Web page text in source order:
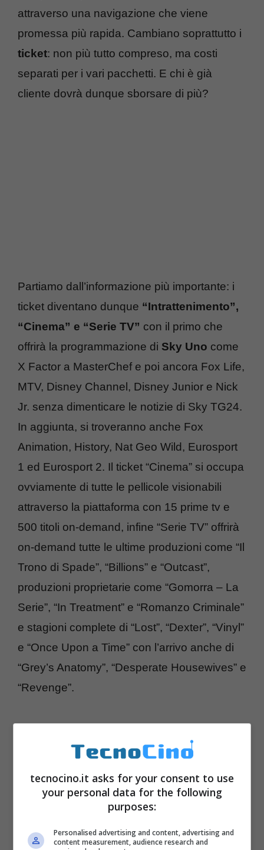
attraverso una navigazione che viene
promessa più rapida. Cambiano soprattutto i
ticket: non più tutto compreso, ma costi
separati per i vari pacchetti. E chi è già
cliente dovrà dunque sborsare di più?
Partiamo dall’informazione più importante: i
ticket diventano dunque “Intrattenimento”,
“Cinema” e “Serie TV” con il primo che
offrirà la programmazione di Sky Uno come
X Factor a MasterChef e poi ancora Fox Life,
MTV, Disney Channel, Disney Junior e Nick
Jr. senza dimenticare le notizie di Sky TG24.
In aggiunta, si troveranno anche Fox
Animation, History, Nat Geo Wild, Eurosport
1 ed Eurosport 2. Il ticket “Cinema” si occupa
ovviamente di tutte le pellicole visionabili
attraverso la piattaforma con 15 prime tv e
500 titoli on-demand, infine “Serie TV” offrirà
on-demand tutte le ultime produzioni come “Il
Trono di Spade”, “Billions” e “Outcast”,
produzioni proprietarie come “Gomorra – La
Serie”, “In Treatment” e “Romanzo Criminale”
e stagioni complete di “Lost”, “Dexter”, “Vinyl”
e “Once Upon a Time” con l’arrivo anche di
“Grey’s Anatomy”, “Desperate Housewives” e
“Revenge”.
tecnocino.it asks for your consent to use
your personal data for the following
purposes:
Personalised advertising and content, advertising and
content measurement, audience research and